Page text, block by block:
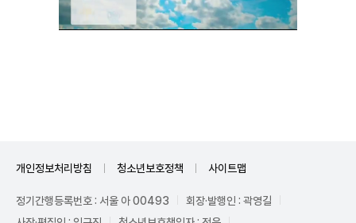
개인정보처리방침 청소년보호정책 사이트맵
정기간행등록번호 : 서울 아 00493
회장·발행인 : 곽영길